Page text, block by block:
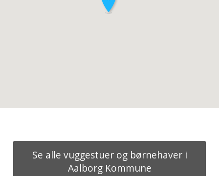
Se alle vuggestuer og børnehaver i
Aalborg Kommune